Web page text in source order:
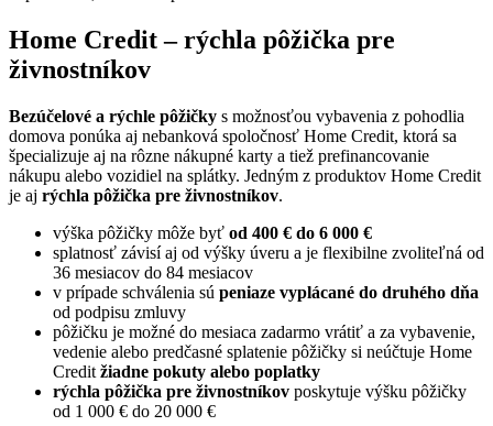
Home Credit – rýchla pôžička pre
živnostníkov
Bezúčelové a rýchle pôžičky s možnosťou vybavenia z pohodlia
domova ponúka aj nebanková spoločnosť Home Credit, ktorá sa
špecializuje aj na rôzne nákupné karty a tiež prefinancovanie
nákupu alebo vozidiel na splátky. Jedným z produktov Home Credit
je aj rýchla pôžička pre živnostníkov.
výška pôžičky môže byť od 400 € do 6 000 €
splatnosť závisí aj od výšky úveru a je flexibilne zvoliteľná od
36 mesiacov do 84 mesiacov
v prípade schválenia sú peniaze vyplácané do druhého dňa
od podpisu zmluvy
pôžičku je možné do mesiaca zadarmo vrátiť a za vybavenie,
vedenie alebo predčasné splatenie pôžičky si neúčtuje Home
Credit žiadne pokuty alebo poplatky
rýchla pôžička pre živnostníkov poskytuje výšku pôžičky
od 1 000 € do 20 000 €